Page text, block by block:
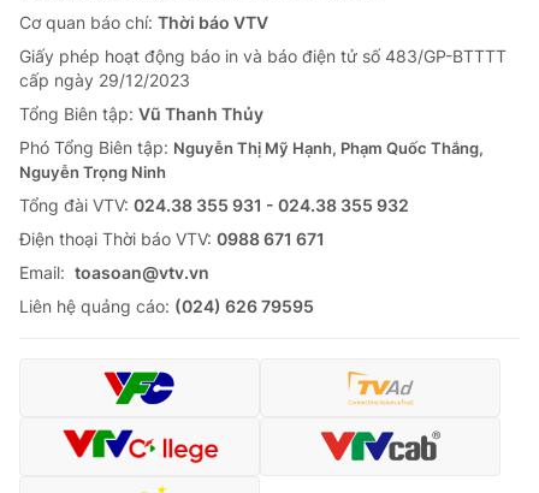
Cơ quan báo chí: Thời báo VTV
Giấy phép hoạt động báo in và báo điện tử số 483/GP-BTTTT
cấp ngày 29/12/2023
Tổng Biên tập: Vũ Thanh Thủy
Phó Tổng Biên tập: Nguyễn Thị Mỹ Hạnh, Phạm Quốc Thắng,
Nguyễn Trọng Ninh
Tổng đài VTV: 024.38 355 931 - 024.38 355 932
Ðiện thoại Thời báo VTV: 0988 671 671
Email: toasoan@vtv.vn
Liên hệ quảng cáo: (024) 626 79595